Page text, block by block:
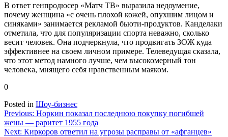
В ответ генпродюсер «Матч ТВ» выразила недоумение,
почему женщина «с очень плохой кожей, опухшим лицом и
синяками» занимается рекламой бьюти-продуктов. Канделаки
отметила, что для популяризации спорта неважно, сколько
весит человек. Она подчеркнула, что продвигать ЗОЖ куда
эффективнее на своем личном примере. Телеведущая сказала,
что этот метод намного лучше, чем высокомерный тон
человека, мнящего себя нравственным маяком.
0
Posted in Шоу-бизнес
Навигация
по
Previous: Норкин показал последнюю покупку погибшей
жены — раритет 1955 года
Next: Киркоров ответил на угрозы расправы от «афганцев»